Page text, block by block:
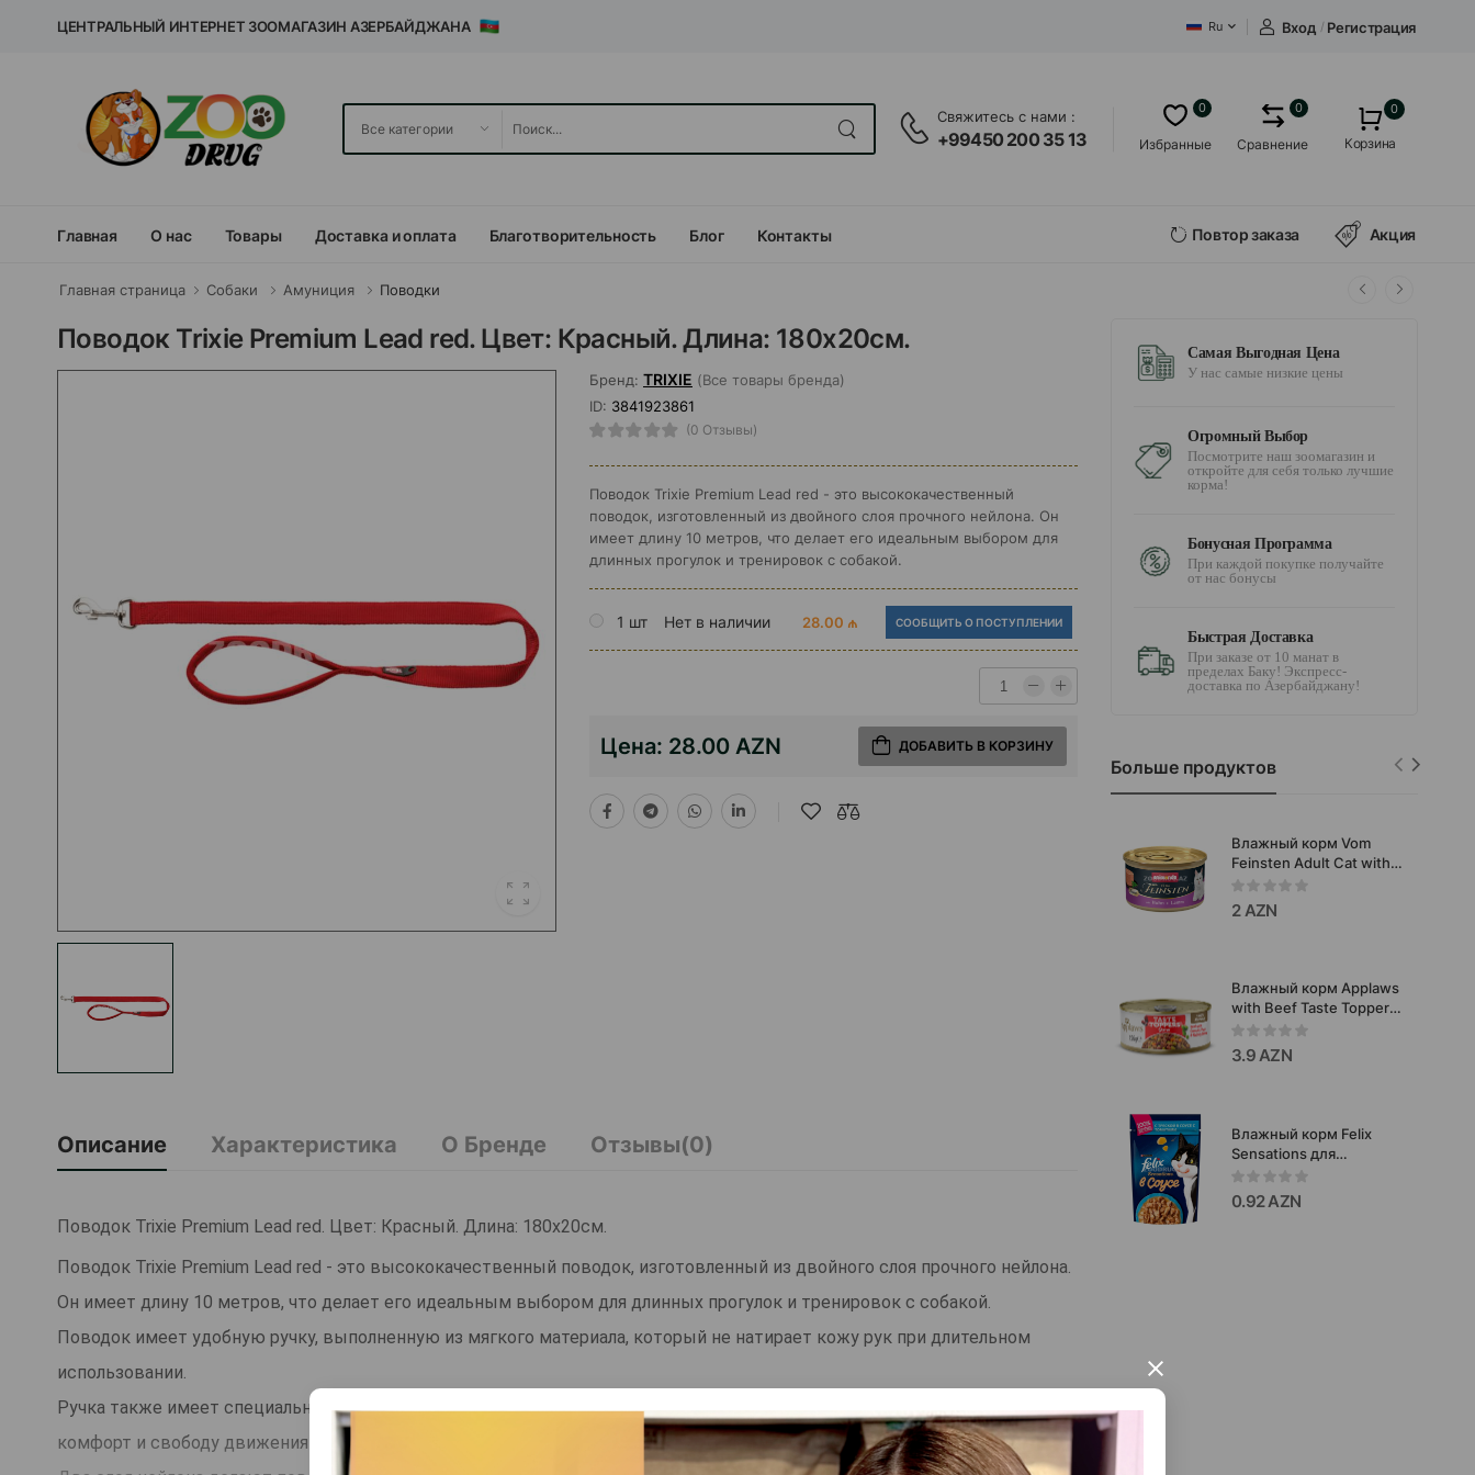
×
ЦЕНТРАЛЬНЫЙ ИНТЕРНЕТ ЗООМАГАЗИН АЗЕРБАЙДЖАНА Ru Вход / Регистрация
Свяжитесь с нами :
+99450 200 35 13 Избранные
0
Сравнение
0 0
Корзина
Главная О нас Товары Доставка и оплата Благотворительность Блог Контакты Повтор заказа Акция
Главная страница Собаки Амуниция Поводки
Поводок Trixie Premium Lead red. Цвет: Красный. Длина: 180x20см.
Бренд: TRIXIE (Все товары бренда)
ID: 3841923861
(0 Отзывы)
Поводок Trixie Premium Lead red - это высококачественный
поводок, изготовленный из двойного слоя прочного нейлона. Он
имеет длину 10 метров, что делает его идеальным выбором для
длинных прогулок и тренировок с собакой.
1 шт Нет в наличии 28.00 ₼ СООБЩИТЬ О ПОСТУПЛЕНИИ
Цена: 28.00 AZN ДОБАВИТЬ В КОРЗИНУ
Описание Характеристика О Бренде Отзывы(0)
Поводок Trixie Premium Lead red. Цвет: Красный. Длина: 180x20см.
Поводок Trixie Premium Lead red - это высококачественный поводок, изготовленный из двойного слоя прочного нейлона.
Он имеет длину 10 метров, что делает его идеальным выбором для длинных прогулок и тренировок с собакой.
Поводок имеет удобную ручку, выполненную из мягкого материала, который не натирает кожу рук при длительном
использовании.
Ручка также имеет специальную застежку для крепления на поясе или рюкзаке, что обеспечивает дополнительный
комфорт и свободу движения во время прогулки.
Самая Выгодная Цена
У нас самые низкие цены
Огромный Выбор
Посмотрите наш зоомагазин и
откройте для себя только лучшие
корма!
Бонусная Программа
При каждой покупке получайте
от нас бонусы
Быстрая Доставка
При заказе от 10 манат в
пределах Баку! Экспресс-
доставка по Азербайджану!
Больше продуктов
Влажный корм Vom
Feinsten Adult Cat with
Chicken&Lamb, мусс для
взрослых кошек со
вкусом курицы и
2 AZN
Влажный корм Applaws
with Beef Taste Toppers
in Stew для собак и
щенков со вкусом
тушеной говядины,
3.9 AZN
Влажный корм Felix
Sensations для
взрослых кошек со
вкусом трески в соусе с
томатами 75 гр #9152.
0.92 AZN